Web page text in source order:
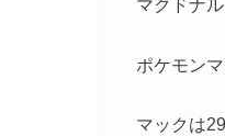
マクドナ
ポケモン
マックは